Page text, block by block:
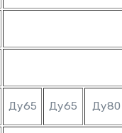
Ду65 Ду65 Ду80